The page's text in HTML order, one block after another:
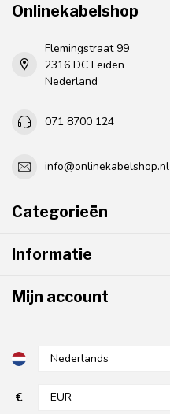
Onlinekabelshop
Flemingstraat 99
2316 DC Leiden
Nederland
071 8700 124
info@onlinekabelshop.nl
Categorieën
Informatie
Mijn account
€